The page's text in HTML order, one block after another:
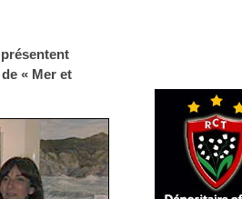
« Mer et